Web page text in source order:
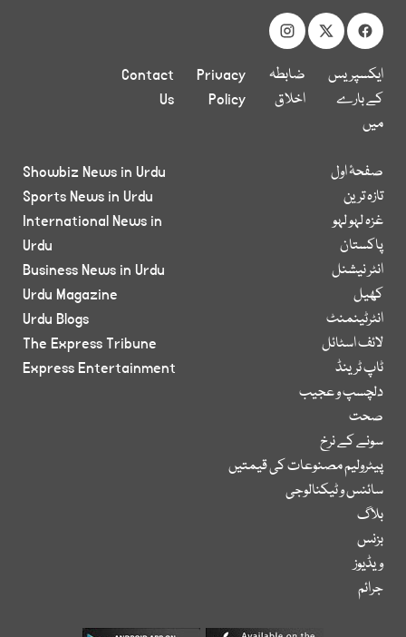
ایکسپریس
کے بارے
میں
ضابطہ
اخلاق
Privacy
Policy
Contact
Us
صفحۂ اول
تازہ ترین
غزہ لہو لہو
پاکستان
انٹر نیشنل
کھیل
انٹرٹینمنٹ
لائف اسٹائل
ٹاپ ٹرینڈ
دلچسپ و عجیب
صحت
سونے کے نرخ
پیٹرولیم مصنوعات کی قیمتیں
سائنس و ٹیکنالوجی
بلاگ
بزنس
ویڈیوز
جرائم
Showbiz News in Urdu
Sports News in Urdu
International News in
Urdu
Business News in Urdu
Urdu Magazine
Urdu Blogs
The Express Tribune
Express Entertainment